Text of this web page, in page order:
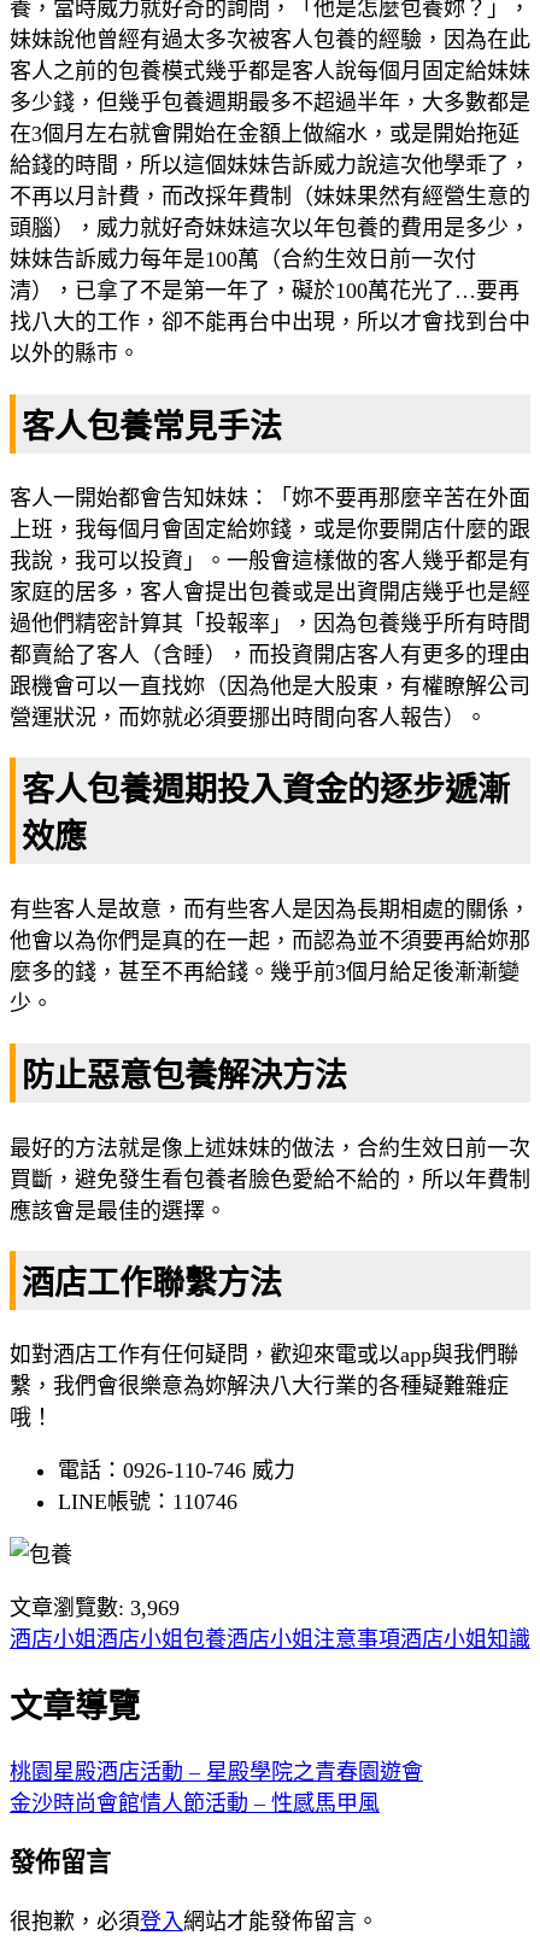
養，當時威力就好奇的詢問，「他是怎麼包養妳？」，
妹妹說他曾經有過太多次被客人包養的經驗，因為在此
客人之前的包養模式幾乎都是客人說每個月固定給妹妹
多少錢，但幾乎包養週期最多不超過半年，大多數都是
在3個月左右就會開始在金額上做縮水，或是開始拖延
給錢的時間，所以這個妹妹告訴威力說這次他學乖了，
不再以月計費，而改採年費制（妹妹果然有經營生意的
頭腦），威力就好奇妹妹這次以年包養的費用是多少，
妹妹告訴威力每年是100萬（合約生效日前一次付
清），已拿了不是第一年了，礙於100萬花光了…要再
找八大的工作，卻不能再台中出現，所以才會找到台中
以外的縣市。
客人包養常見手法
客人一開始都會告知妹妹：「妳不要再那麼辛苦在外面
上班，我每個月會固定給妳錢，或是你要開店什麼的跟
我說，我可以投資」。一般會這樣做的客人幾乎都是有
家庭的居多，客人會提出包養或是出資開店幾乎也是經
過他們精密計算其「投報率」，因為包養幾乎所有時間
都賣給了客人（含睡），而投資開店客人有更多的理由
跟機會可以一直找妳（因為他是大股東，有權瞭解公司
營運狀況，而妳就必須要挪出時間向客人報告）。
客人包養週期投入資金的逐步遞漸
效應
有些客人是故意，而有些客人是因為長期相處的關係，
他會以為你們是真的在一起，而認為並不須要再給妳那
麼多的錢，甚至不再給錢。幾乎前3個月給足後漸漸變
少。
防止惡意包養解決方法
最好的方法就是像上述妹妹的做法，合約生效日前一次
買斷，避免發生看包養者臉色愛給不給的，所以年費制
應該會是最佳的選擇。
酒店工作聯繫方法
如對酒店工作有任何疑問，歡迎來電或以app與我們聯
繫，我們會很樂意為妳解決八大行業的各種疑難雜症
哦！
電話：0926-110-746 威力
LINE帳號：110746
文章瀏覽數: 3,969
酒店小姐酒店小姐包養酒店小姐注意事項酒店小姐知識
文章導覽
桃園星殿酒店活動 – 星殿學院之青春園遊會
金沙時尚會館情人節活動 – 性感馬甲風
發佈留言
很抱歉，必須登入網站才能發佈留言。